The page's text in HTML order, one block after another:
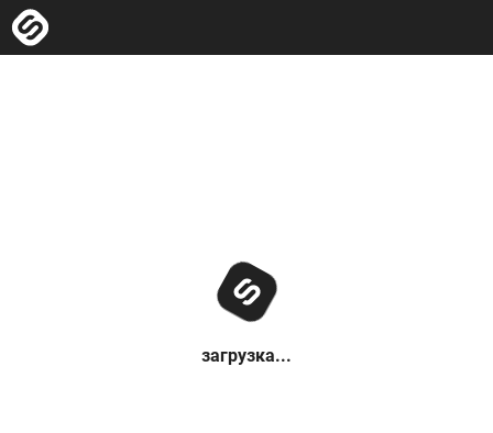
загрузка...